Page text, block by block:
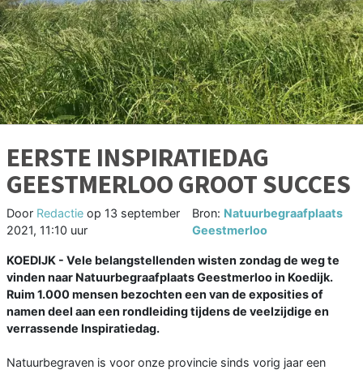
EERSTE INSPIRATIEDAG
GEESTMERLOO GROOT SUCCES
Door Redactie op 13 september
2021, 11:10 uur
Bron: Natuurbegraafplaats
Geestmerloo
KOEDIJK - Vele belangstellenden wisten zondag de weg te
vinden naar Natuurbegraafplaats Geestmerloo in Koedijk.
Ruim 1.000 mensen bezochten een van de exposities of
namen deel aan een rondleiding tijdens de veelzijdige en
verrassende Inspiratiedag.
Natuurbegraven is voor onze provincie sinds vorig jaar een